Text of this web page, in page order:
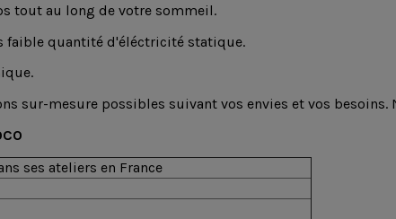
tout au long de votre sommeil.
faible quantité d'éléctricité statique.
sur-mesure possibles suivant vos envies et vos
ses ateliers en France